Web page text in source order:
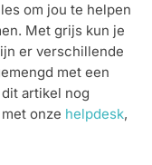
om jou te helpen
Met grijs kun je
er verschillende
met een
artikel nog
onze helpdesk,